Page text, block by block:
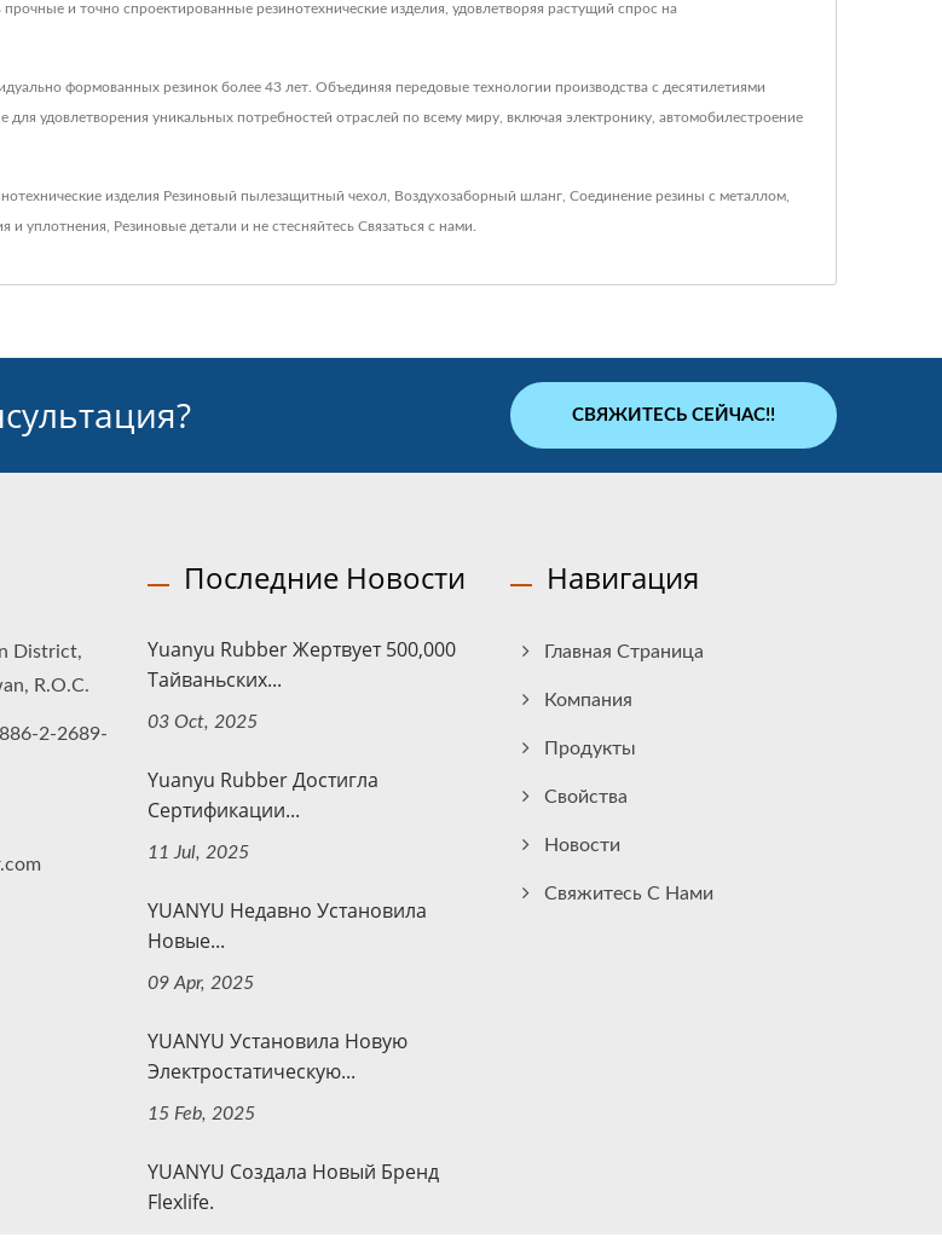
и точно спроектированные резинотехнические изделия, удовлетворяя растущий спрос на
формованных резинок более 43 лет. Объединяя передовые технологии производства с десятилетиями
удовлетворения уникальных потребностей отраслей по всему миру, включая электронику, автомобилестроение
изделия Резиновый пылезащитный чехол Воздухозаборный шланг Соединение резины с металлом
и уплотнения Резиновые детали и не стесняйтесь Связаться с нами
СВЯЖИТЕСЬ СЕЙЧАС!!
District,
R.O.C.
2-2689-
Последние Новости
Yuanyu Rubber Жертвует 500,000
Тайваньских...
03 Oct, 2025
Yuanyu Rubber Достигла
Сертификации...
11 Jul, 2025
YUANYU Недавно Установила
Новые...
09 Apr, 2025
YUANYU Установила Новую
Электростатическую...
15 Feb, 2025
YUANYU Создала Новый Бренд
Flexlife.
Навигация
Главная Страница
Компания
Продукты
Свойства
Новости
Свяжитесь С Нами